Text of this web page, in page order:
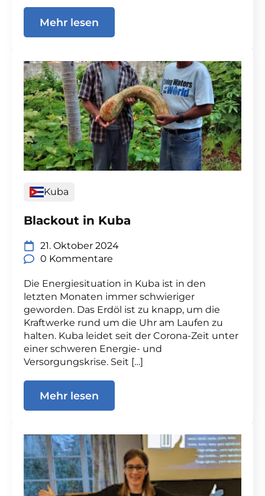
Mehr lesen
Kuba
Blackout in Kuba
21. Oktober 2024
0 Kommentare
Die Energiesituation in Kuba ist in den
letzten Monaten immer schwieriger
geworden. Das Erdöl ist zu knapp, um die
Kraftwerke rund um die Uhr am Laufen zu
halten. Kuba leidet seit der Corona-Zeit unter
einer schweren Energie- und
Versorgungskrise. Seit […]
Mehr lesen